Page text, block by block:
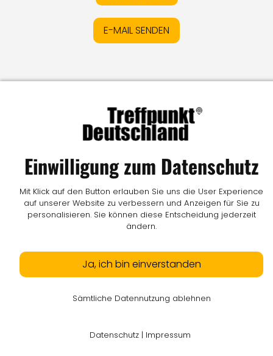
E-MAIL SENDEN
ImpressumIDatenschutzIOnline-Streitschlichtung
© LW Medien GmbH
Einwilligung zum Datenschutz
Mit Klick auf den Button erlauben Sie uns die User Experience
auf unserer Website zu verbessern und Anzeigen für Sie zu
personalisieren. Sie können diese Entscheidung jederzeit
ändern.
Ja, ich bin einverstanden
Sämtliche Datennutzung ablehnen
Datenschutz | Impressum